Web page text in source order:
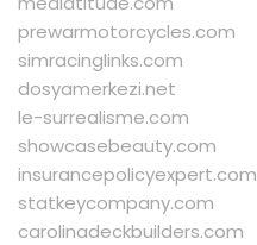
prewarmotorcycles.com
simracinglinks.com
dosyamerkezi.net
le-surrealisme.com
showcasebeauty.com
insurancepolicyexpert.com
statkeycompany.com
carolinadeckbuilders.com